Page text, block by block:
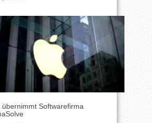
übernimmt Softwarefirma